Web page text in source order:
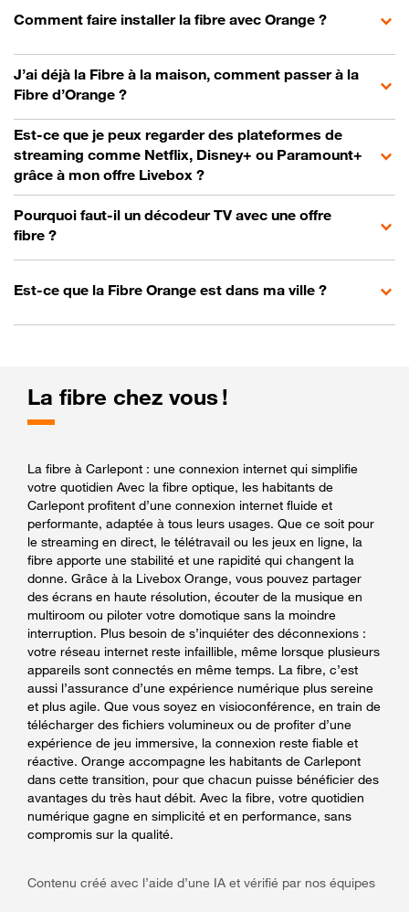
Comment faire installer la fibre avec Orange ?
J’ai déjà la Fibre à la maison, comment passer à la
Fibre d’Orange ?
Est-ce que je peux regarder des plateformes de
streaming comme Netflix, Disney+ ou Paramount+
grâce à mon offre Livebox ?
Pourquoi faut-il un décodeur TV avec une offre
fibre ?
Est-ce que la Fibre Orange est dans ma ville ?
La fibre chez vous !
La fibre à Carlepont : une connexion internet qui simplifie
votre quotidien Avec la fibre optique, les habitants de
Carlepont profitent d’une connexion internet fluide et
performante, adaptée à tous leurs usages. Que ce soit pour
le streaming en direct, le télétravail ou les jeux en ligne, la
fibre apporte une stabilité et une rapidité qui changent la
donne. Grâce à la Livebox Orange, vous pouvez partager
des écrans en haute résolution, écouter de la musique en
multiroom ou piloter votre domotique sans la moindre
interruption. Plus besoin de s’inquiéter des déconnexions :
votre réseau internet reste infaillible, même lorsque plusieurs
appareils sont connectés en même temps. La fibre, c’est
aussi l’assurance d’une expérience numérique plus sereine
et plus agile. Que vous soyez en visioconférence, en train de
télécharger des fichiers volumineux ou de profiter d’une
expérience de jeu immersive, la connexion reste fiable et
réactive. Orange accompagne les habitants de Carlepont
dans cette transition, pour que chacun puisse bénéficier des
avantages du très haut débit. Avec la fibre, votre quotidien
numérique gagne en simplicité et en performance, sans
compromis sur la qualité.
Contenu créé avec l’aide d’une IA et vérifié par nos équipes